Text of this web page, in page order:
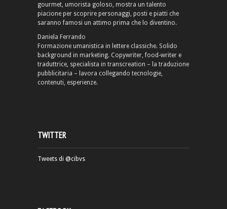
gourmet, umorista goloso, mostra un talento
piacione per scoprire personaggi, posti e piatti che
saranno famosi un attimo prima che lo diventino.
Daniela Ferrando
Formazione umanistica in lettere classiche. Solido
background in marketing. Copywriter, food-writer e
traduttrice, specialista in transcreation – la traduzione
pubblicitaria – lavora collegando tecnologie,
contenuti, esperienze.
TWITTER
Tweets di @cibvs